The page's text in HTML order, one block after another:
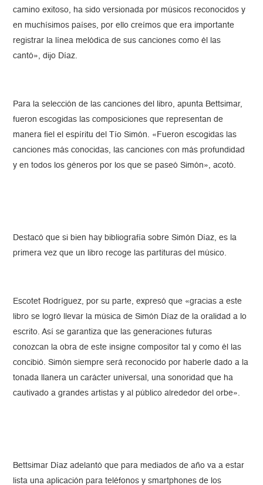
camino exitoso, ha sido versionada por músicos reconocidos y
en muchísimos países, por ello creímos que era importante
registrar la línea melódica de sus canciones como él las
cantó», dijo Díaz.
Para la selección de las canciones del libro, apunta Bettsimar,
fueron escogidas las composiciones que representan de
manera fiel el espíritu del Tío Simón. «Fueron escogidas las
canciones más conocidas, las canciones con más profundidad
y en todos los géneros por los que se paseó Simón», acotó.
Destacó que si bien hay bibliografía sobre Simón Díaz, es la
primera vez que un libro recoge las partituras del músico.
Escotet Rodríguez, por su parte, expresó que «gracias a este
libro se logró llevar la música de Simón Díaz de la oralidad a lo
escrito. Así se garantiza que las generaciones futuras
conozcan la obra de este insigne compositor tal y como él las
concibió. Simón siempre será reconocido por haberle dado a la
tonada llanera un carácter universal, una sonoridad que ha
cautivado a grandes artistas y al público alrededor del orbe».
Bettsimar Díaz adelantó que para mediados de año va a estar
lista una aplicación para teléfonos y smartphones de los